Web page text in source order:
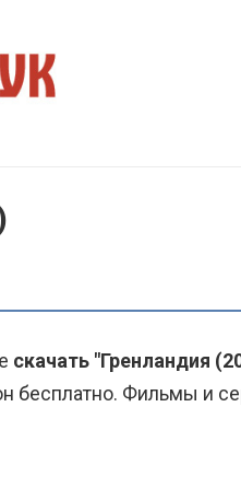
скачать "Гренландия
бесплатно. Фильмы и